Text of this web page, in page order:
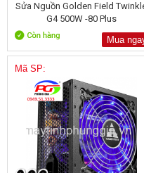
Sửa Nguồn Golden Field
G4 500W -80 Plus
Mua
Mã SP: